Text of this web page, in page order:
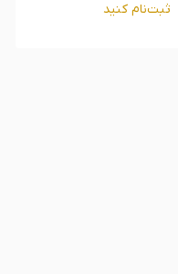
ثبت‌‌نام کنید